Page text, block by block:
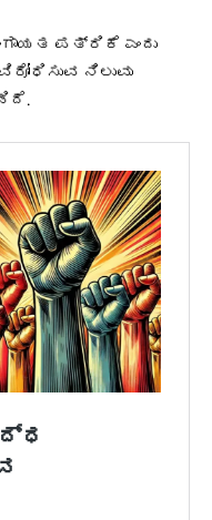
ಪತ್ರಿಕೆ ಎಂದು
ವಿರೋಧಿಸುವ ನಿಲುವು